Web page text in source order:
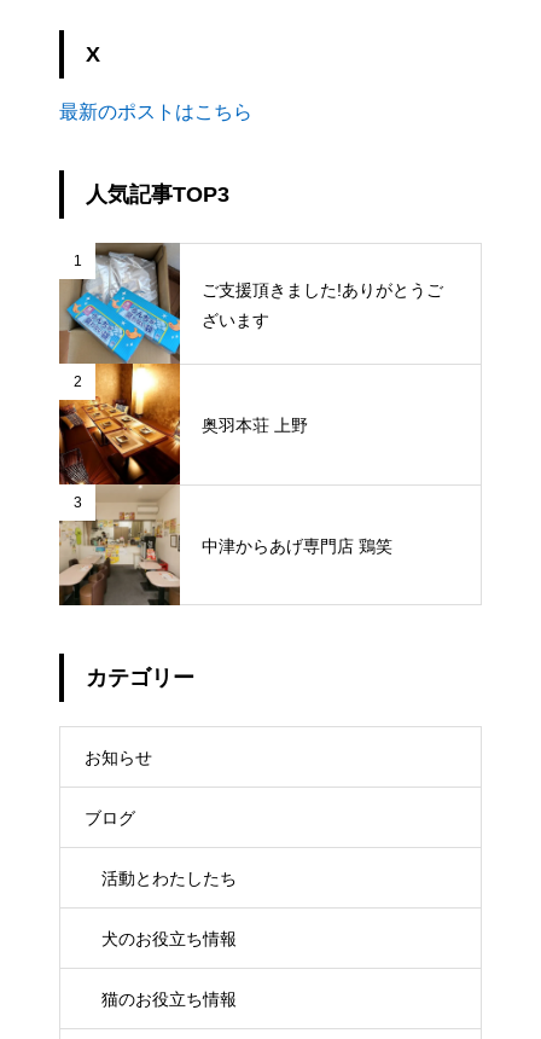
X
最新のポストはこちら
人気記事TOP3
1
ご支援頂きました!ありがとうご
ざいます
2
奥羽本荘 上野
3
中津からあげ専門店 鶏笑
カテゴリー
お知らせ
ブログ
活動とわたしたち
犬のお役立ち情報
猫のお役立ち情報